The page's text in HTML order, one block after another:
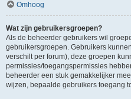
Omhoog
Wat zijn gebruikersgroepen?
Als de beheerder gebruikers wil
gebruikersgroepen. Gebruikers
verschilt per forum), deze groepen
permissies/toegangspermissies
beheerder een stuk gemakkelijker
wijzen, bepaalde gebruikers toegang